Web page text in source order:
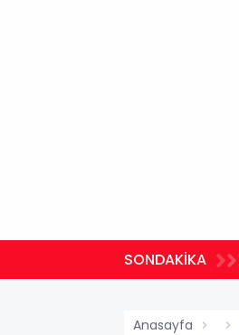
SONDAKİKA
Anasayfa